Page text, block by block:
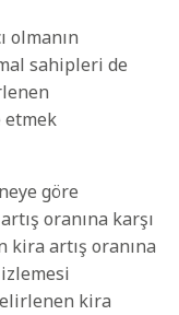
olmanın
sahipleri de
etmek
göre
oranına karşı
kira artış oranına
kira